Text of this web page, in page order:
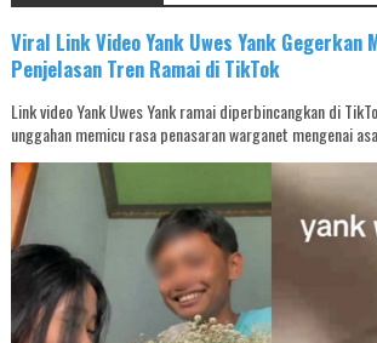
Viral Link Video Yank Uwes Yank Gegerkan
Penjelasan Tren Ramai di TikTok
Link video Yank Uwes Yank ramai diperbincangkan di
unggahan memicu rasa penasaran warganet mengenai